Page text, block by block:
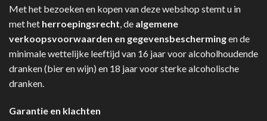
Met het bezoeken en kopen van deze webshop stemt u in
met het herroepingsrecht, de algemene
verkoopsvoorwaarden en gegevensbeschermingen de
minimale wettelijke leeftijd van 16 jaar voor alcoholhoudende
dranken (bier en wijn) en 18 jaar voor sterke alcoholische
dranken.
Garantie en klachten